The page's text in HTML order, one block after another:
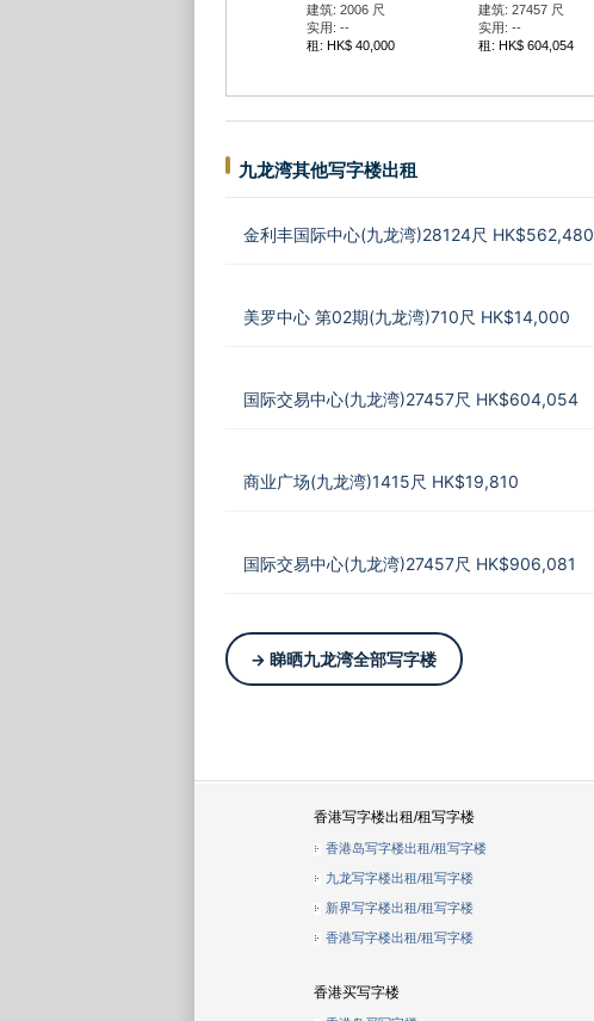
建筑: 2006 尺
实用: --
租: HK$ 40,000
建筑: 27457 尺
实用: --
租: HK$ 604,054
九龙湾其他写字楼出租
金利丰国际中心(九龙湾)28124尺 HK$562,480
美罗中心 第02期(九龙湾)710尺 HK$14,000
国际交易中心(九龙湾)27457尺 HK$604,054
商业广场(九龙湾)1415尺 HK$19,810
国际交易中心(九龙湾)27457尺 HK$906,081
→ 睇晒九龙湾全部写字楼
香港写字楼出租/租写字楼
香港岛写字楼出租/租写字楼
九龙写字楼出租/租写字楼
新界写字楼出租/租写字楼
香港写字楼出租/租写字楼
香港买写字楼